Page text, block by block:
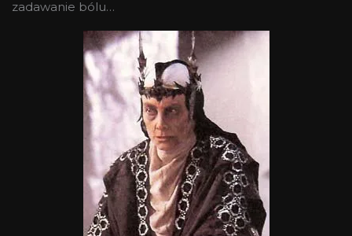
zadawanie bólu…